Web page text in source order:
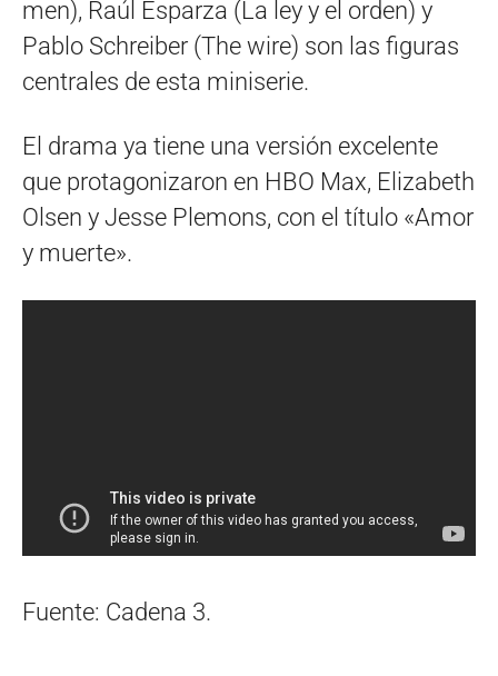
men), Raúl Esparza (La ley y el orden) y
Pablo Schreiber (The wire) son las figuras
centrales de esta miniserie.
El drama ya tiene una versión excelente
que protagonizaron en HBO Max, Elizabeth
Olsen y Jesse Plemons, con el título «Amor
y muerte».
Fuente: Cadena 3.